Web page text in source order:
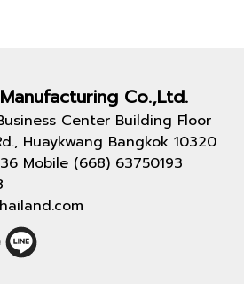
Manufacturing Co.,Ltd.
Center Building Floor
Huaykwang Bangkok 10320
Mobile (668) 63750193